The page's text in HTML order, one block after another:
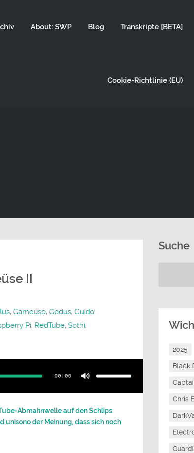
About: SWP Blog Transkripte [BETA]
Cookie-Richtlinie (EU)
II
, Gameüse, Godus, Guido
Pi, RedTube, Sothi,
00:00
Pfeiltasten
um
zu
Abmahnwelle auf den Schlips
unisono der Meinung, dass sich noch
Suche
2025
Black
Chris